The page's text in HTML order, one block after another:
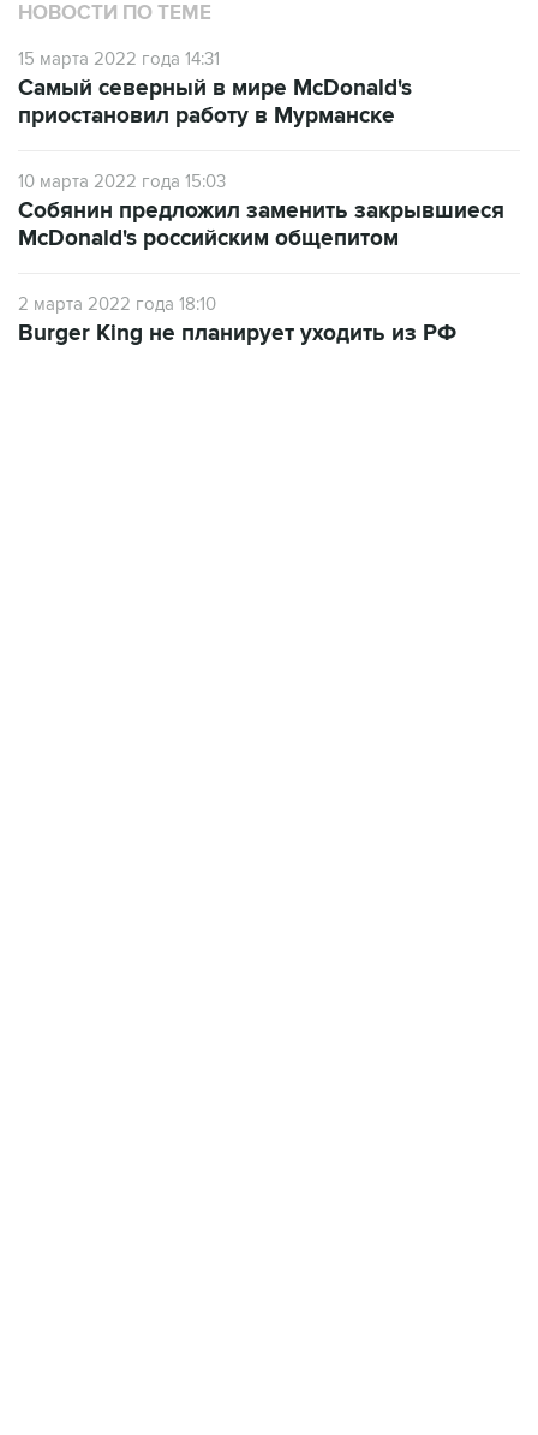
НОВОСТИ ПО ТЕМЕ
15 марта 2022 года 14:31
Самый северный в мире McDonald's
приостановил работу в Мурманске
10 марта 2022 года 15:03
Собянин предложил заменить закрывшиеся
McDonald's российским общепитом
2 марта 2022 года 18:10
Burger King не планирует уходить из РФ